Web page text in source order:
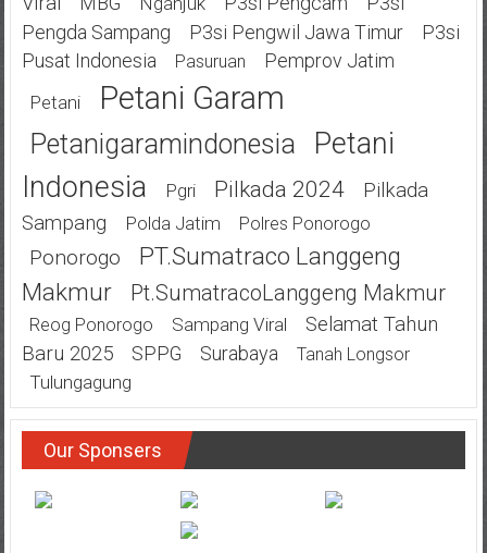
Pengda Sampang
P3si Pengwil Jawa Timur
P3si
Pusat Indonesia
Pasuruan Pemprov Jatim
Petani Petani Garam
Petanigaramindonesia
Petani
Indonesia
Pgri Pilkada 2024
Pilkada
Sampang
Polda Jatim Polres Ponorogo
Ponorogo
PT.Sumatraco Langgeng
Makmur
Pt.SumatracoLanggeng Makmur
Reog Ponorogo Sampang Viral
Selamat Tahun
Baru 2025
SPPG Surabaya Tanah Longsor
Tulungagung
Our Sponsers